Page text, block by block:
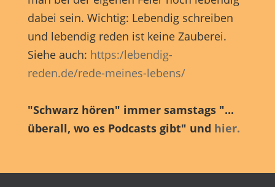
dabei sein. Wichtig: Lebendig schreiben
und lebendig reden ist keine Zauberei.
Siehe auch: https:/lebendig-
reden.de/rede-meines-lebens/
"Schwarz hören" immer samstags "...
überall, wo es Podcasts gibt" und hier.